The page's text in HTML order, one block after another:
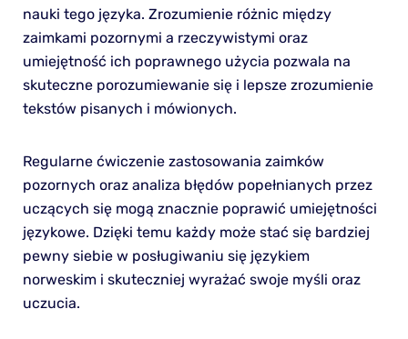
nauki tego języka. Zrozumienie różnic między
zaimkami pozornymi a rzeczywistymi oraz
umiejętność ich poprawnego użycia pozwala na
skuteczne porozumiewanie się i lepsze zrozumienie
tekstów pisanych i mówionych.
Regularne ćwiczenie zastosowania zaimków
pozornych oraz analiza błędów popełnianych przez
uczących się mogą znacznie poprawić umiejętności
językowe. Dzięki temu każdy może stać się bardziej
pewny siebie w posługiwaniu się językiem
norweskim i skuteczniej wyrażać swoje myśli oraz
uczucia.